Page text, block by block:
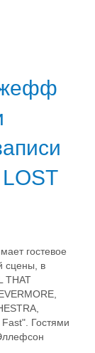
гостевое
сцены, в
THAT
Гостями